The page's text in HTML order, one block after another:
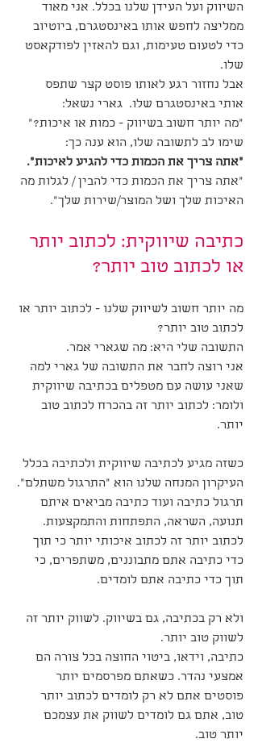
השיווק ועל העידן שלנו בכלל. אני מאוד
ממליצה לחפש אותו באינסטגרם, ביוטיוב
כדי לטעום טעימות, וגם להאזין לפודקאסט
שלו.
אבל נחזור רגע לאותו פוסט קצר שתפס
אותי באינסטגרם שלו.  גארי נשאל:
"מה יותר חשוב בשיווק - כמות או איכות?"
שימו לב לתשובה שלו, הוא ענה כך:
"אתה צריך את הכמות כדי להגיע לאיכות".
"אתה צריך את הכמות כדי להבין / לגלות מה
האיכות שלך ושל המוצר/שירות שלך".
כתיבה שיווקית: לכתוב יותר
או לכתוב טוב יותר?
מה יותר חשוב לשיווק שלנו - לכתוב יותר או
לכתוב טוב יותר?
התשובה שלי היא: מה שגארי אמר.
אני רוצה לחבר את התשובה של גארי למה
שאני עושה עם מטפלים בכתיבה שיווקית
ולומר: לכתוב יותר זה בהכרח לכתוב טוב
יותר.
כשזה מגיע לכתיבה שיווקית ולכתיבה בכלל
העיקרון המנחה שלנו הוא "התרגול משתלם".
תרגול כתיבה ועוד כתיבה מביאים איתם
תנועה, השראה, התפתחות והתמקצעות.
לכתוב יותר זה לכתוב איכותי יותר כי תוך
כדי כתיבה אתם מתבוננים, משתפרים, כי
תוך כדי כתיבה אתם לומדים.
ולא רק בכתיבה, גם בשיווק. לשווק יותר זה
לשווק טוב יותר.
כתיבה, וידאו, ביטוי החוצה בכל צורה הם
אמצעי נהדר. כשאתם מפרסמים יותר
פוסטים אתם לא רק לומדים לכתוב יותר
טוב, אתם גם לומדים לשווק את עצמכם
יותר טוב.